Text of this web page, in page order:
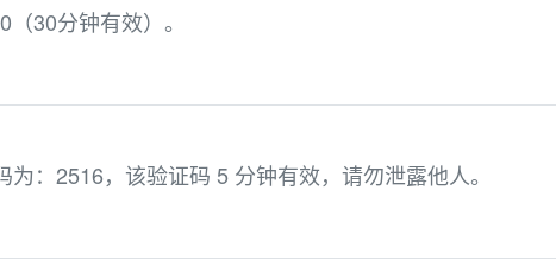
30分钟有效）。
为：2516，该验证码 5 分钟有效，请勿泄露他人。